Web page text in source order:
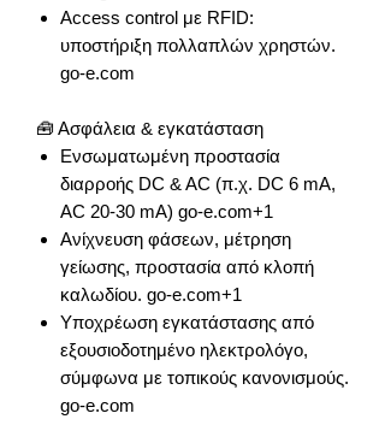
Access control με RFID:
υποστήριξη πολλαπλών χρηστών.
go-e.com
🧰 Ασφάλεια & εγκατάσταση
Ενσωματωμένη προστασία
διαρροής DC & AC (π.χ. DC 6 mA,
AC 20-30 mA) go-e.com+1
Ανίχνευση φάσεων, μέτρηση
γείωσης, προστασία από κλοπή
καλωδίου. go-e.com+1
Υποχρέωση εγκατάστασης από
εξουσιοδοτημένο ηλεκτρολόγο,
σύμφωνα με τοπικούς κανονισμούς.
go-e.com